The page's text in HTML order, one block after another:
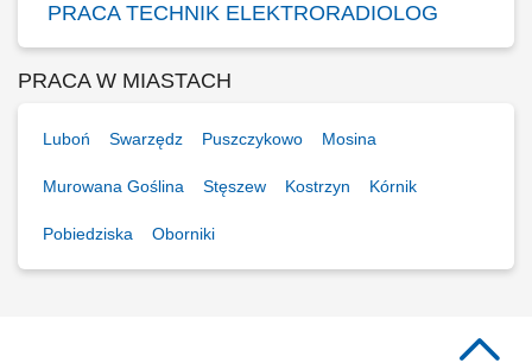
PRACA TECHNIK ELEKTRORADIOLOG
PRACA W MIASTACH
Luboń Swarzędz Puszczykowo Mosina
Murowana Goślina Stęszew Kostrzyn Kórnik
Pobiedziska Oborniki